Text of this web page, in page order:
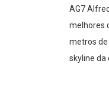
AG7
melhores
metros de
skyline da